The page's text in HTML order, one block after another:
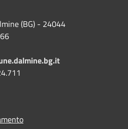
(BG) - 24044